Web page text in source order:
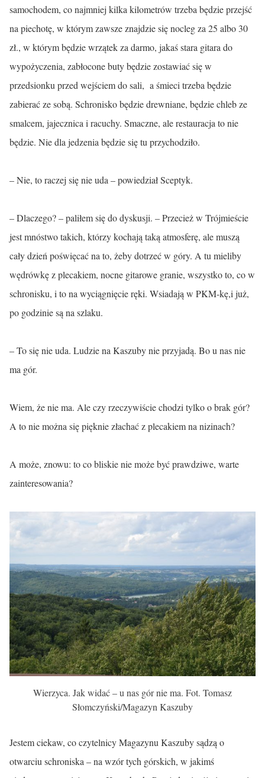
samochodem, co najmniej kilka kilometrów trzeba będzie przejść
na piechotę, w którym zawsze znajdzie się nocleg za 25 albo 30
zł., w którym będzie wrzątek za darmo, jakaś stara gitara do
wypożyczenia, zabłocone buty będzie zostawiać się w
przedsionku przed wejściem do sali, a śmieci trzeba będzie
zabierać ze sobą. Schronisko będzie drewniane, będzie chleb ze
smalcem, jajecznica i racuchy. Smaczne, ale restauracja to nie
będzie. Nie dla jedzenia będzie się tu przychodziło.
– Nie, to raczej się nie uda – powiedział Sceptyk.
– Dlaczego? – paliłem się do dyskusji. – Przecież w Trójmieście
jest mnóstwo takich, którzy kochają taką atmosferę, ale muszą
cały dzień poświęcać na to, żeby dotrzeć w góry. A tu mieliby
wędrówkę z plecakiem, nocne gitarowe granie, wszystko to, co w
schronisku, i to na wyciągnięcie ręki. Wsiadają w PKM-kę,i już,
po godzinie są na szlaku.
– To się nie uda. Ludzie na Kaszuby nie przyjadą. Bo u nas nie
ma gór.
Wiem, że nie ma. Ale czy rzeczywiście chodzi tylko o brak gór?
A to nie można się pięknie złachać z plecakiem na nizinach?
A może, znowu: to co bliskie nie może być prawdziwe, warte
zainteresowania?
Wierzyca. Jak widać – u nas gór nie ma. Fot. Tomasz
Słomczyński/Magazyn Kaszuby
Jestem ciekaw, co czytelnicy Magazynu Kaszuby sądzą o
otwarciu schroniska – na wzór tych górskich, w jakimś